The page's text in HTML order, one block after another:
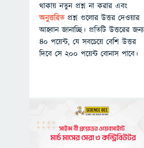
থাকায় নতুন প্রশ্ন না করার এবং
অনুত্তরিত প্রশ্ন গুলোর উত্তর দেওয়ার
আহ্বান জানাচ্ছি। প্রতিটি উত্তরের জন্য
৪০ পয়েন্ট, যে সবচেয়ে বেশি উত্তর
দিবে সে ২০০ পয়েন্ট বোনাস পাবে।